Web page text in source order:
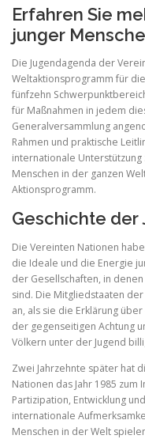
Erfahren Sie
junger
Die Jugendagenda der
Weltaktionsprogramm für
fünfzehn
für Maßnahmen in jedem
Generalversammlung
Rahmen und praktische
internationale
Menschen in der ganzen
Aktionsprogramm.
Geschichte der
Die Vereinten Nationen
die Ideale und die Energie
der Gesellschaften, in
sind. Die Mitgliedstaaten
an, als sie die Erklärung
der gegenseitigen Achtung
Völkern unter der Jugend
Zwei Jahrzehnte später hat
Nationen das Jahr 1985 zum
Partizipation, Entwicklung
internationale
Menschen in der Welt